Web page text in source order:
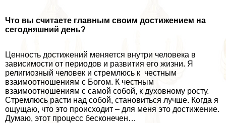
Что вы считаете главным своим достижением на
сегодняшний день?
Ценность достижений меняется внутри человека в
зависимости от периодов и развития его жизни. Я
религиозный человек и стремлюсь к честным
взаимоотношениям с Богом. К честным
взаимоотношениям с самой собой, к духовному росту.
Стремлюсь расти над собой, становиться лучше. Когда я
ощущаю, что это происходит – для меня это достижение.
Думаю, этот процесс бесконечен…